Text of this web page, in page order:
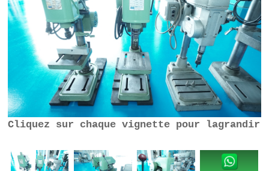
Cliquez sur chaque vignette pour lagrandir